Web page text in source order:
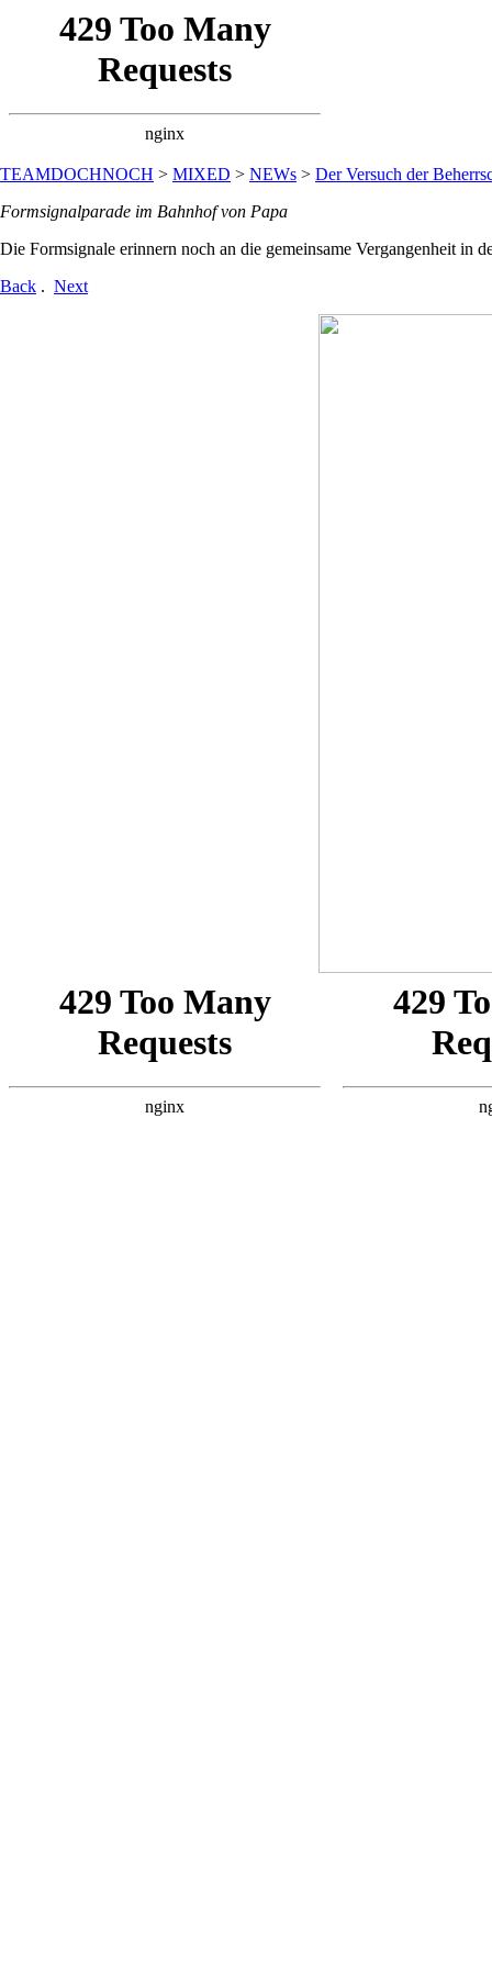
TEAMDOCHNOCH > MIXED > NEWs > Der Versuch der
Formsignalparade im Bahnhof von Papa
Die Formsignale erinnern noch an die gemeinsame Vergangenheit in
Back . Next